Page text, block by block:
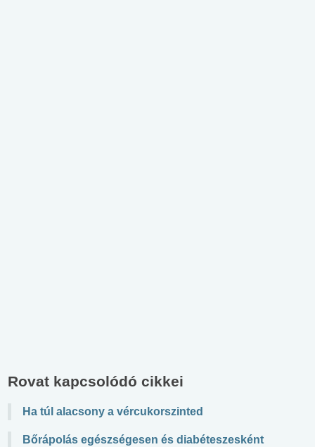
Rovat kapcsolódó cikkei
Ha túl alacsony a vércukorszinted
Bőrápolás egészségesen és diabéteszesként